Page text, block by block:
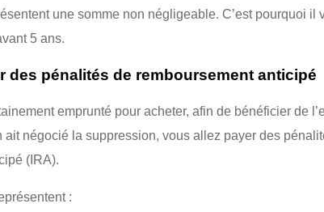
une somme non négligeable. C’est pourquoi il
5 ans.
des pénalités de remboursement anticipé
emprunté pour acheter, afin de bénéficier de
ait négocié la suppression, vous allez payer des
(IRA).
: